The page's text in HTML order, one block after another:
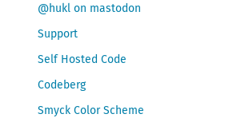
@hukl on mastodon
Support
Self Hosted Code
Codeberg
Smyck Color Scheme